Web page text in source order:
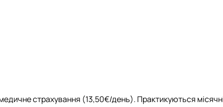
страхування (13,50€/день). Практикуються місячні